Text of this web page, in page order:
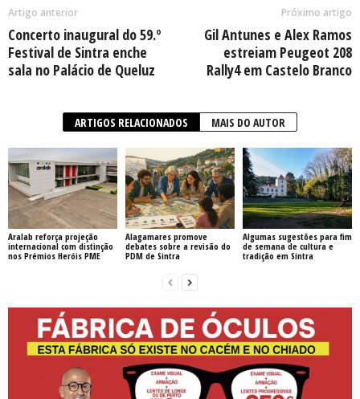
Artigo anterior
Concerto inaugural do 59.º
Festival de Sintra enche
sala no Palácio de Queluz
Próximo artigo
Gil Antunes e Alex Ramos
estreiam Peugeot 208
Rally4 em Castelo Branco
ARTIGOS RELACIONADOS MAIS DO AUTOR
Aralab reforça projeção
internacional com distinção
nos Prémios Heróis PME
Alagamares promove
debates sobre a revisão do
PDM de Sintra
Algumas sugestões para fim
de semana de cultura e
tradição em Sintra